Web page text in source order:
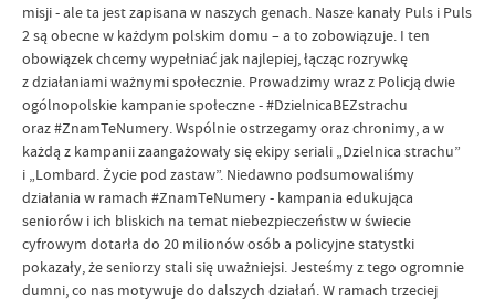
misji - ale ta jest zapisana w naszych genach. Nasze kanały Puls i Puls
2 są obecne w każdym polskim domu – a to zobowiązuje. I ten
obowiązek chcemy wypełniać jak najlepiej, łącząc rozrywkę
z działaniami ważnymi społecznie. Prowadzimy wraz z Policją dwie
ogólnopolskie kampanie społeczne - #DzielnicaBEZstrachu
oraz #ZnamTeNumery. Wspólnie ostrzegamy oraz chronimy, a w
każdą z kampanii zaangażowały się ekipy seriali „Dzielnica strachu”
i „Lombard. Życie pod zastaw”. Niedawno podsumowaliśmy
działania w ramach #ZnamTeNumery - kampania edukująca
seniorów i ich bliskich na temat niebezpieczeństw w świecie
cyfrowym dotarła do 20 milionów osób a policyjne statystki
pokazały, że seniorzy stali się uważniejsi. Jesteśmy z tego ogromnie
dumni, co nas motywuje do dalszych działań. W ramach trzeciej